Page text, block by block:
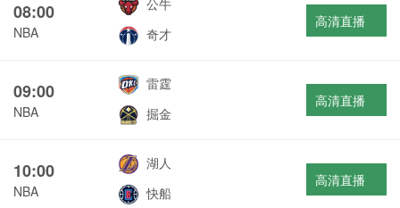
08:00
NBA
公牛
奇才
高清直播
09:00
NBA
雷霆
掘金
高清直播
10:00
NBA
湖人
快船
高清直播